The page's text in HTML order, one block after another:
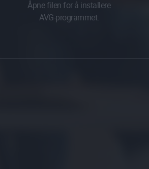
Åpne filen for å installere
AVG-programmet.